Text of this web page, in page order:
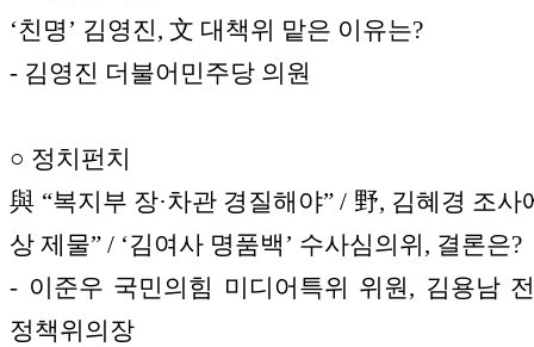
‘친명’ 김영진, 文 대책위 맡은 이유는?
- 김영진 더불어민주당 의원
○ 정치펀치
與 “복지부 장·차관 경질해야” / 野, 김혜경 조사
상 제물” / ‘김여사 명품백’ 수사심의위, 결론은?
- 이준우 국민의힘 미디어특위 위원, 김용남
정책위의장